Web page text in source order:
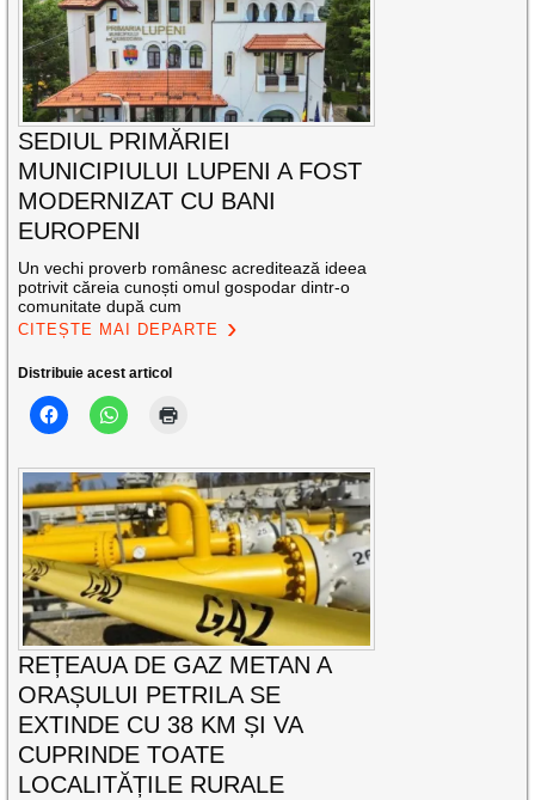
SEDIUL PRIMĂRIEI
MUNICIPIULUI LUPENI A FOST
MODERNIZAT CU BANI
EUROPENI
Un vechi proverb românesc acreditează ideea
potrivit căreia cunoști omul gospodar dintr-o
comunitate după cum
CITEȘTE MAI DEPARTE
Distribuie acest articol
REȚEAUA DE GAZ METAN A
ORAȘULUI PETRILA SE
EXTINDE CU 38 KM ȘI VA
CUPRINDE TOATE
LOCALITĂȚILE RURALE